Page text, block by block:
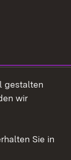
gestalten
wir
Sie in